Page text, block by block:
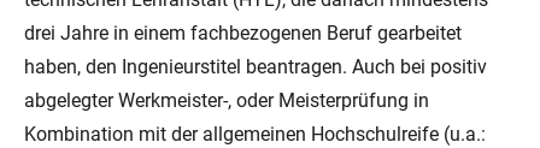
drei Jahre in einem fachbezogenen Beruf gearbeitet
haben, den Ingenieurstitel beantragen. Auch bei positiv
abgelegter Werkmeister-, oder Meisterprüfung in
Kombination mit der allgemeinen Hochschulreife (u.a.: